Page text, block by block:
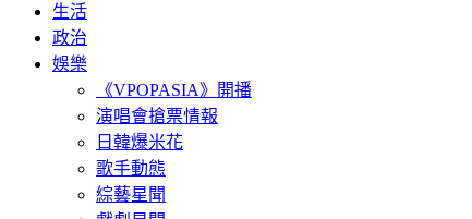
生活
政治
娛樂
《VPOPASIA》開播
演唱會搶票情報
日韓爆米花
歌手動態
綜藝星聞